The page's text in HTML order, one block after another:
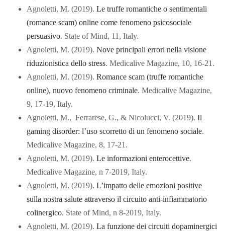
Agnoletti, M. (2019).Le truffe romantiche o sentimentali
(romance scam) online come fenomeno psicosociale
persuasivo. State of Mind, 11, Italy.
Agnoletti, M. (2019).Nove principali errori nella visione
riduzionistica dello stress. Medicalive Magazine, 10, 16-21.
Agnoletti, M. (2019).Romance scam (truffe romantiche
online), nuovo fenomeno criminale. Medicalive Magazine,
9, 17-19, Italy.
Agnoletti, M., Ferrarese, G., & Nicolucci, V. (2019).Il
gaming disorder: l’uso scorretto di un fenomeno sociale.
Medicalive Magazine, 8, 17-21.
Agnoletti, M. (2019).Le informazioni enterocettive.
Medicalive Magazine, n 7-2019, Italy.
Agnoletti, M. (2019).L’impatto delle emozioni positive
sulla nostra salute attraverso il circuito anti-infiammatorio
colinergico. State of Mind, n 8-2019, Italy.
Agnoletti, M. (2019).La funzione dei circuiti dopaminergici